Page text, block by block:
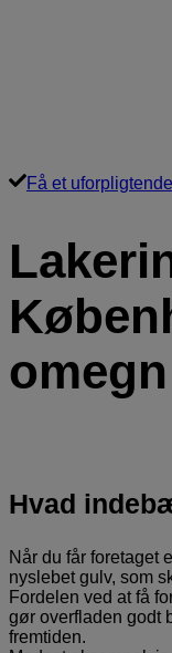
Få et
omegn
Hvad
Når du får foretaget
nyslebet gulv, som
Fordelen ved at få
gør overfladen godt
fremtiden.